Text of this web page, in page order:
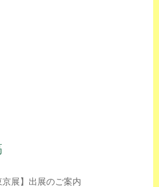
展】出展のご案内